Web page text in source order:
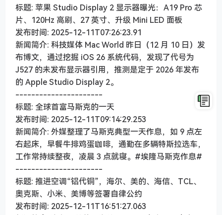
标题: 苹果 Studio Display 2 显示器曝光：A19 Pro 芯
片、120Hz 高刷、27 英寸、升级 Mini LED 面板
发布时间: 2025-12-11T07:26:23.91
新闻简介: 科技媒体 Mac World 昨日（12 月 10 日）发
布博文，通过挖掘 iOS 26 系统代码，发现了代号为
J527 的未发布显示器引用，推测是定于 2026 年发布
的 Apple Studio Display 2。
----------------------
标题: 全球首富马斯克的一天
发布时间: 2025-12-11T09:14:29.253
新闻简介: 外媒整理了马斯克典型一天作息，如 9 点左
右起床，早餐牛排鸡蛋咖啡，通勤在多辆特斯拉选车，
工作常持续整夜，凌晨 3 点就寝。#埃隆马斯克作息#
----------------------
标题: 推进空调“铝代铜”，海尔、美的、海信、TCL、
奥克斯、小米、美博等签署自律公约
发布时间: 2025-12-11T16:51:27.063